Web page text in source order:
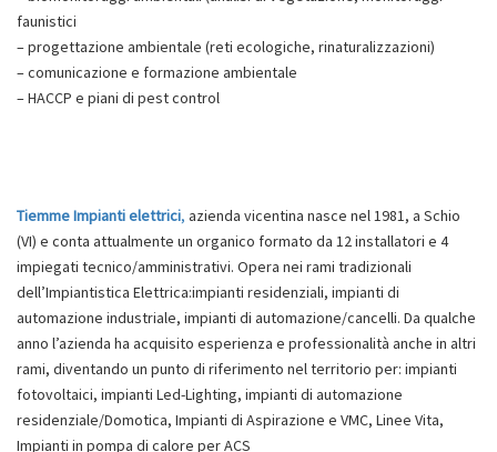
faunistici
– progettazione ambientale (reti ecologiche, rinaturalizzazioni)
– comunicazione e formazione ambientale
– HACCP e piani di pest control
Tiemme Impianti elettrici, azienda vicentina nasce nel 1981, a Schio
(VI) e conta attualmente un organico formato da 12 installatori e 4
impiegati tecnico/amministrativi. Opera nei rami tradizionali
dell’Impiantistica Elettrica:impianti residenziali, impianti di
automazione industriale, impianti di automazione/cancelli. Da qualche
anno l’azienda ha acquisito esperienza e professionalità anche in altri
rami, diventando un punto di riferimento nel territorio per: impianti
fotovoltaici, impianti Led-Lighting, impianti di automazione
residenziale/Domotica, Impianti di Aspirazione e VMC, Linee Vita,
Impianti in pompa di calore per ACS